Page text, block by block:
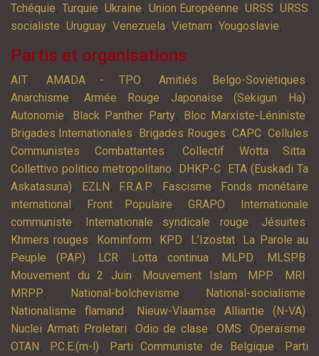
Tchéquie,Turquie,Ukraine, Union Européenne, URSS,URSS
socialiste, Uruguay, Venezuela, Vietnam, Yougoslavie,
Partis et organisations
AIT, AMADA - TPO,Amitiés Belgo-Soviétiques,
Anarchisme, Armée Rouge Japonaise (Sekigun Ha),
Autonomie, Black Panther Party, Bloc Marxiste-Léniniste,
Brigades Internationales, Brigades Rouges, CAPC,Cellules
Communistes Combattantes, Collectif Wotta Sitta,
Collettivo politico metropolitano, DHKP-C, ETA (Euskadi Ta
Askatasuna), EZLN , F.R.A.P, Fascisme,
Fonds monétaire
international , Front Populaire, GRAPO,
Internationale
communiste, Internationale syndicale rouge, Jésuites,
Khmers rouges, Kominform, KPD, L’Izostat, La Parole au
Peuple (PAP), LCR, Lotta continua, MLPD, MLSPB,
Mouvement du 2 Juin, Mouvement Islam, MPP, MRI ,
MRPP, National-bolchevisme, National-socialisme,
Nationalisme flamand , Nieuw-Vlaamse Alliantie (N-VA),
Nuclei Armati Proletari, Odio de clase,OMS,Operaïsme,
OTAN , P.C.E.(m-l), Parti Communiste de Belgique,
Parti